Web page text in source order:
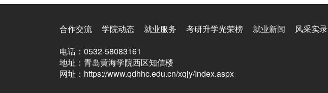
合作交流 学院动态 就业服务 考研升学光荣榜 就业新闻
风采实录
电话：0532-58083161
地址：青岛黄海学院西区知信楼
网址：https://www.qdhhc.edu.cn/xqjy/Index.aspx